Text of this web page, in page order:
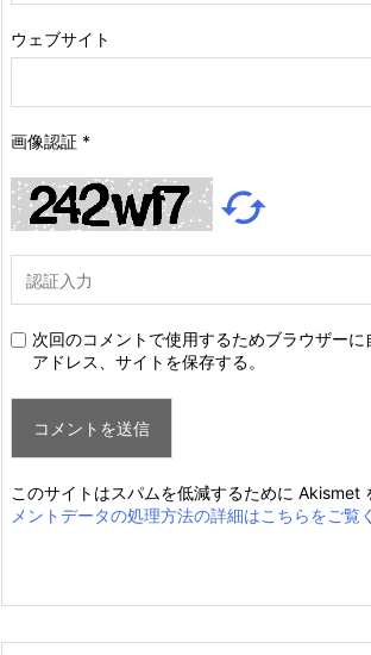
ウェブサイト
画像認証 *

次回のコメントで使用するためブラウザー
アドレス、サイトを保存する。
このサイトはスパムを低減するために Akismet
メントデータの処理方法の詳細はこちらをご覧